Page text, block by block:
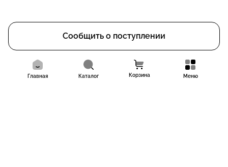
Сообщить о поступлении
Главная Каталог Корзина Меню